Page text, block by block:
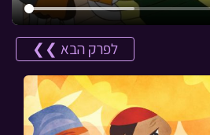
לפרק הבא ❯❯